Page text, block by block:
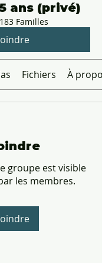
ans (privé)
183 Familles
Fichiers À propos
groupe est visible
les membres.